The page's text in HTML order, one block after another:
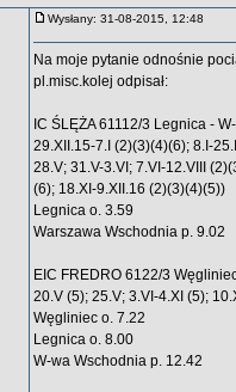
Wysłany: 31-08-2015, 12:48
Na moje pytanie odnośnie
pl.misc.kolej odpisał:
IC ŚLĘŻA 61112/3 Legnica -
29.XII.15-7.I (2)(3)(4)(6); 8.I-
28.V; 31.V-3.VI; 7.VI-12.VIII
(6); 18.XI-9.XII.16 (2)(3)(4)(5))
Legnica o. 3.59
Warszawa Wschodnia p. 9.02
EIC FREDRO 6122/3
20.V (5); 25.V; 3.VI-4.XI (5);
Węgliniec o. 7.22
Legnica o. 8.00
W-wa Wschodnia p. 12.42